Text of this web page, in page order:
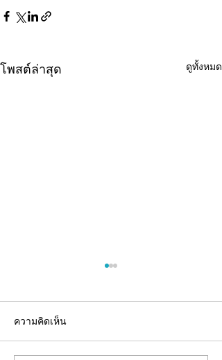
โพสต์ล่าสุด ดูทั้งหมด
ความคิดเห็น